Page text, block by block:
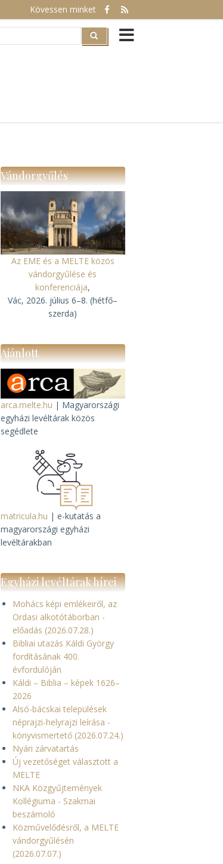
Kövessen minket
Vándorgyűlés
Az EME és a MELTE közös
vándorgyűlése és
konferenciája,
Vác, 2026. július 6–8. (hétfő–
szerda)
Ajánlott
arca.melte.hu | Magyarországi
egyházi levéltárak közös
segédlete
matricula.hu | e-kutatás a
magyarországi egyházi
levéltárakban
Egyházi levéltárak hírei
Mohács képi emlékeiről, az
Ordasi alkotótáborban -
előadás (2026.07.28.)
Bibliai utazás Káldi György
fordításának 400.
évfordulóján
Káldi – Biblia – képek 1626–
2026
Alsó-bácskai települések
néprajzi-helyrajzi leírása -
könyvismertető (2026.07.24.)
Nyári zárvatartás
Új vezetőséget választott a
MELTE
NKA Közgyűjtemények
Kollégiuma - Szakmai
beszámoló
Közművelődésről, a MELTE
vándorgyűlésén
(2026.07.07.)